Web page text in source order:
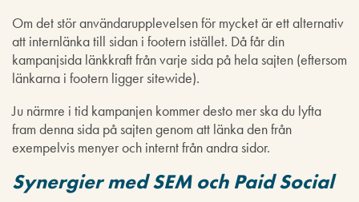
Om det stör användarupplevelsen för mycket är ett alternativ
att internlänka till sidan i footern istället. Då får din
kampanjsida länkkraft från varje sida på hela sajten (eftersom
länkarna i footern ligger sitewide).
Ju närmre i tid kampanjen kommer desto mer ska du lyfta
fram denna sida på sajten genom att länka den från
exempelvis menyer och internt från andra sidor.
Synergier med SEM och Paid Social